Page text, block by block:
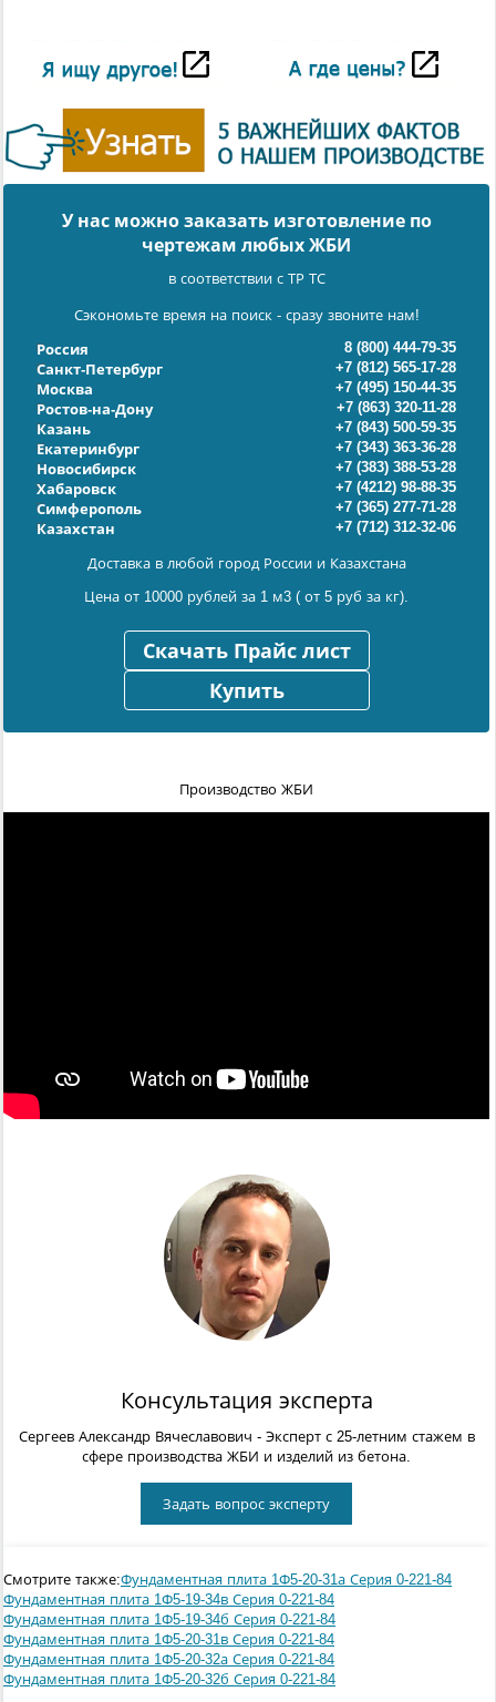
У нас можно заказать изготовление по
чертежам любых ЖБИ
в соответствии с ТР ТС
Сэкономьте время на поиск - сразу звоните нам!
Россия
8 (800) 444-79-35
Санкт-Петербург
+7 (812) 565-17-28
Москва
+7 (495) 150-44-35
Ростов-на-Дону
+7 (863) 320-11-28
Казань
+7 (843) 500-59-35
Екатеринбург
+7 (343) 363-36-28
Новосибирск
+7 (383) 388-53-28
Хабаровск
+7 (4212) 98-88-35
Симферополь
+7 (365) 277-71-28
Казахстан
+7 (712) 312-32-06
Доставка в любой город России и Казахстана
Цена от 10000 рублей за 1 м3 ( от 5 руб за кг).
Скачать Прайс лист
Купить
Производство ЖБИ
Консультация эксперта
Сергеев Александр Вячеславович - Эксперт с 25-летним стажем в
сфере производства ЖБИ и изделий из бетона.
Задать вопрос эксперту
Смотрите также:Фундаментная плита 1Ф5-20-31а Серия 0-221-84
Фундаментная плита 1Ф5-19-34в Серия 0-221-84
Фундаментная плита 1Ф5-19-34б Серия 0-221-84
Фундаментная плита 1Ф5-20-31в Серия 0-221-84
Фундаментная плита 1Ф5-20-32а Серия 0-221-84
Фундаментная плита 1Ф5-20-32б Серия 0-221-84